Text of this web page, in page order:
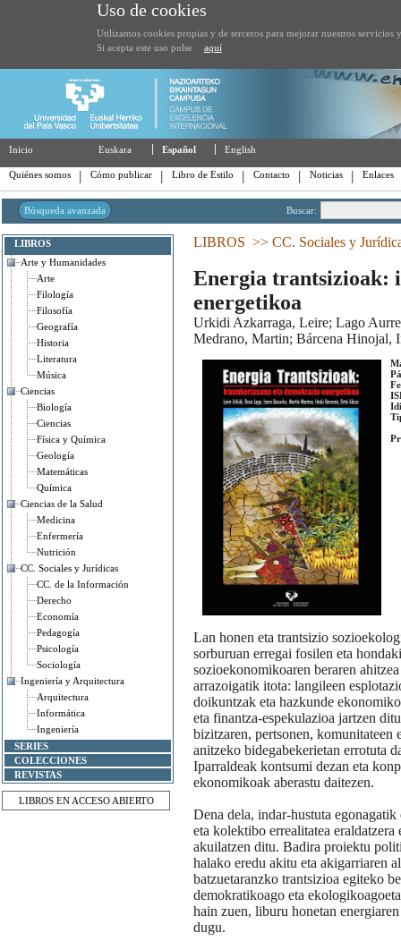
Uso de cookies
Utilizamos cookies propias y de terceros para mejorar nuestros servicios
Si acepta este uso pulse
aquí
Inicio Español
Euskara English
Quiénes somos Cómo publicar Libro de Estilo Contacto Noticias Enlaces
Buscar:
Búsqueda avanzada
LIBROS
Arte y Humanidades
Arte
Filología
Filosofía
Geografía
Historia
Literatura
Música
Ciencias
Biología
Ciencias
Física y Química
Geología
Matemáticas
Química
Ciencias de la Salud
Medicina
Enfermería
Nutrición
CC. Sociales y Jurídicas
CC. de la Información
Derecho
Economía
Pedagogía
Psicología
Sociología
Ingeniería y Arquitectura
Arquitectura
Informática
Ingeniería
SERIES
COLECCIONES
REVISTAS
LIBROS EN ACCESO ABIERTO
LIBROS >> CC. Sociales y
Energia trantsizioak:
energetikoa
Urkidi Azkarraga, Leire; Lago
Medrano, Martin; Bárcena Hinojal,
Lan honen eta trantsizio
sorburuan erregai fosilen eta
sozioekonomikoaren beraren
arrazoigatik itota: langileen
doikuntzak eta hazkunde
eta finantza-espekulazioa jartzen
bizitzaren, pertsonen, komunitateen
anitzeko bidegabekerietan errotuta
Iparraldeak kontsumi dezan eta
ekonomikoak aberastu daitezen.
Dena dela, indar-hustuta
eta kolektibo errealitatea
akuilatzen ditu. Badira proiektu
halako eredu akitu eta akigarriaren
batzuetaranzko trantsizioa egiteko
demokratikoago eta
hain zuen, liburu honetan
dugu.